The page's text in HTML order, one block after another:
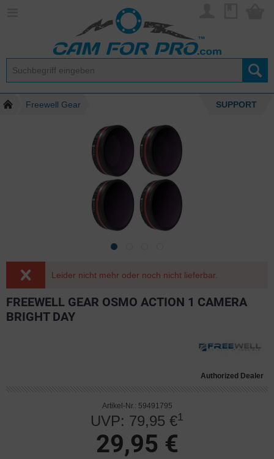
Freewell Gear SUPPORT
Leider nicht mehr oder noch nicht lieferbar.
FREEWELL GEAR OSMO ACTION 1 CAMERA
BRIGHT DAY
Authorized Dealer
Artikel-Nr.: 59491795
UVP: 79,95 €1
29,95 €